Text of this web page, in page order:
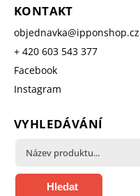
KONTAKT
objednavka@ipponshop.cz
+ 420 603 543 377
Facebook
Instagram
VYHLEDÁVÁNÍ
Hledat